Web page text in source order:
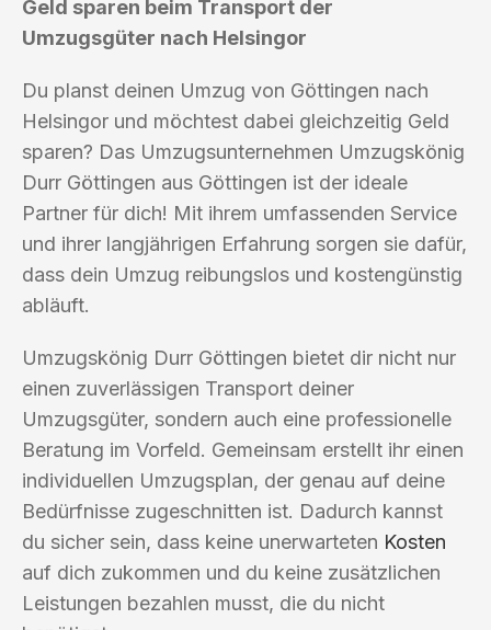
Geld sparen beim Transport der
Umzugsgüter nach Helsingor
Du planst deinen Umzug von Göttingen nach
Helsingor und möchtest dabei gleichzeitig Geld
sparen? Das Umzugsunternehmen Umzugskönig
Durr Göttingen aus Göttingen ist der ideale
Partner für dich! Mit ihrem umfassenden Service
und ihrer langjährigen Erfahrung sorgen sie dafür,
dass dein Umzug reibungslos und kostengünstig
abläuft.
Umzugskönig Durr Göttingen bietet dir nicht nur
einen zuverlässigen Transport deiner
Umzugsgüter, sondern auch eine professionelle
Beratung im Vorfeld. Gemeinsam erstellt ihr einen
individuellen Umzugsplan, der genau auf deine
Bedürfnisse zugeschnitten ist. Dadurch kannst
du sicher sein, dass keine unerwarteten Kosten
auf dich zukommen und du keine zusätzlichen
Leistungen bezahlen musst, die du nicht